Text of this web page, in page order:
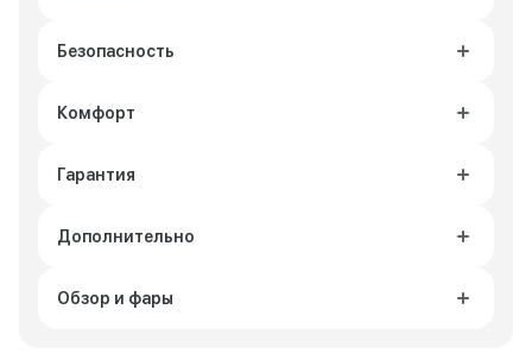
Безопасность
Комфорт
Гарантия
Дополнительно
Обзор и фары